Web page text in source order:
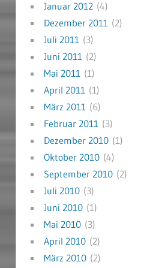
Januar 2012(4)
Dezember 2011(2)
Juli 2011(3)
Juni 2011(2)
Mai 2011(1)
April 2011(1)
März 2011(6)
Februar 2011(3)
Dezember 2010(1)
Oktober 2010(4)
September 2010(2)
Juli 2010(3)
Juni 2010(1)
Mai 2010(3)
April 2010(2)
März 2010(2)